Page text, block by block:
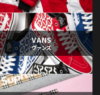
VANS
ヴァンズ